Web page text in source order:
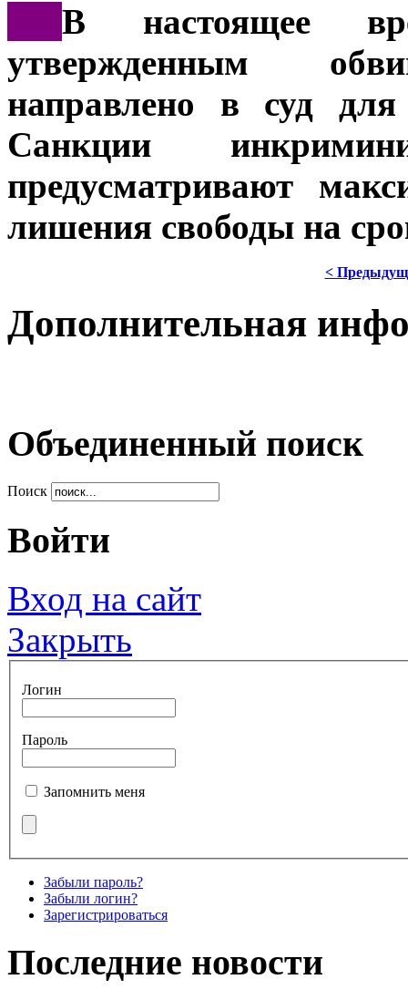
В настоящее
утвержденным
направлено в суд для
Санкции
предусматривают
лишения свободы на
<
Дополнительная
Объединенный поиск
Поиск
Войти
Вход на сайт
Закрыть
Логин
Пароль
Запомнить меня
Забыли пароль?
Забыли логин?
Зарегистрироваться
Последние новости